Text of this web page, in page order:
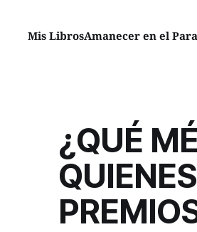
Mis LibrosAmanecer en el
¿QUÉ